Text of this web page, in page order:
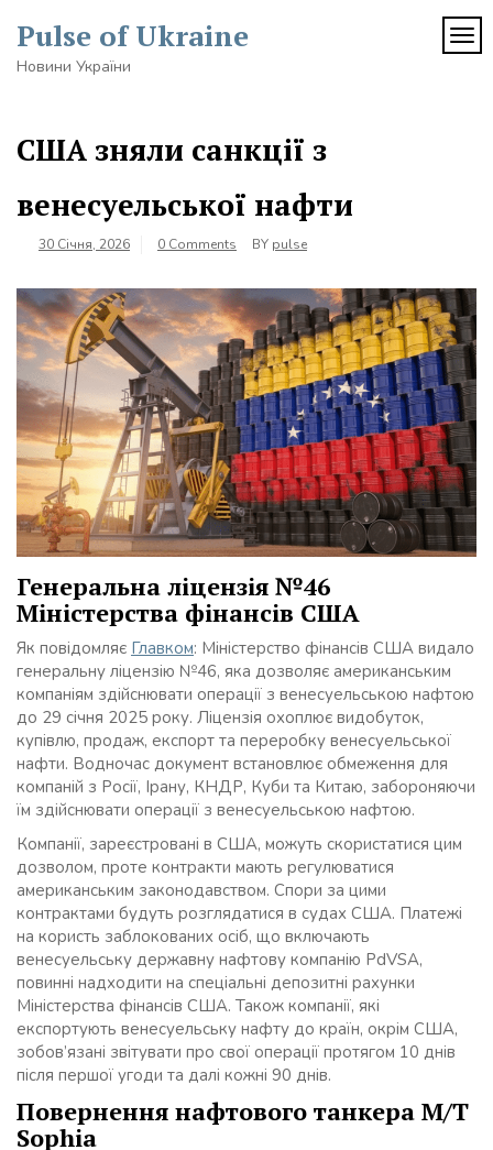
content
Pulse of Ukraine
Новини України
США зняли санкції з
венесуельської нафти
30 Січня, 2026 0 Comments BY pulse
Генеральна ліцензія №46
Міністерства фінансів США
Як повідомляє Главком: Міністерство фінансів США видало
генеральну ліцензію №46, яка дозволяє американським
компаніям здійснювати операції з венесуельською нафтою
до 29 січня 2025 року. Ліцензія охоплює видобуток,
купівлю, продаж, експорт та переробку венесуельської
нафти. Водночас документ встановлює обмеження для
компаній з Росії, Ірану, КНДР, Куби та Китаю, забороняючи
їм здійснювати операції з венесуельською нафтою.
Компанії, зареєстровані в США, можуть скористатися цим
дозволом, проте контракти мають регулюватися
американським законодавством. Спори за цими
контрактами будуть розглядатися в судах США. Платежі
на користь заблокованих осіб, що включають
венесуельську державну нафтову компанію PdVSA,
повинні надходити на спеціальні депозитні рахунки
Міністерства фінансів США. Також компанії, які
експортують венесуельську нафту до країн, окрім США,
зобов’язані звітувати про свої операції протягом 10 днів
після першої угоди та далі кожні 90 днів.
Повернення нафтового танкера M/T
Sophia